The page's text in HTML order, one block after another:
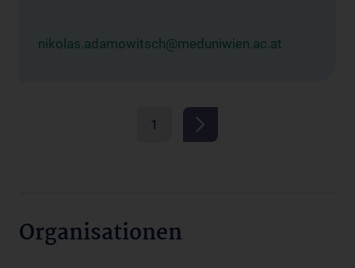
nikolas.adamowitsch@meduniwien.ac.at
1
Organisationen